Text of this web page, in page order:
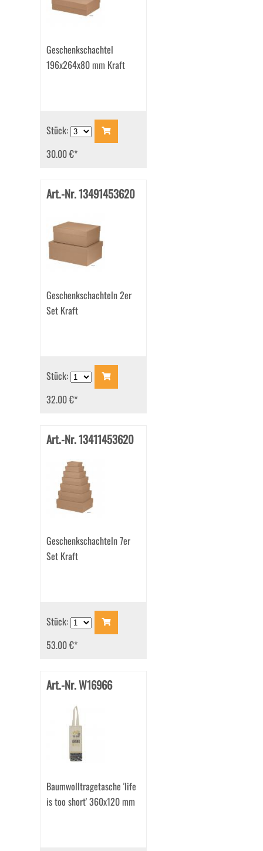
Geschenkschachtel
196x264x80 mm Kraft
Stück:
30.00 €*
Art.-Nr. 13491453620
Geschenkschachteln 2er
Set Kraft
Stück:
32.00 €*
Art.-Nr. 13411453620
Geschenkschachteln 7er
Set Kraft
Stück:
53.00 €*
Art.-Nr. W16966
Baumwolltragetasche 'life
is too short' 360x120 mm